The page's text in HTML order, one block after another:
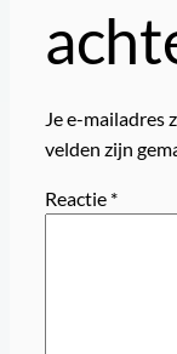
Je e-mailadres
velden zijn
Reactie *